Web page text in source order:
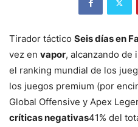
Tirador táctico Seis días en
vez en vapor, alcanzando de
el ranking mundial de los
los juegos premium (por
Global Offensive y Apex
críticas negativas41% del